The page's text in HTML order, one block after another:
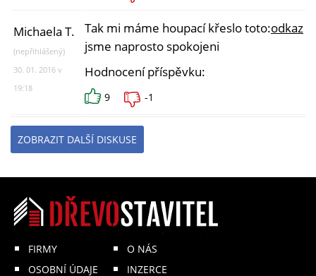
Michaela T.
(nepřihlášený)
30. 01. 2016 v
19:18
Tak mi máme houpací křeslo toto:odkaz
jsme naprosto spokojeni
Hodnocení příspěvku:
9 -1
ZOBRAZIT DALŠÍ DISKUSE
FIRMY
OSOBNÍ ÚDAJE
O NÁS
INZERCE